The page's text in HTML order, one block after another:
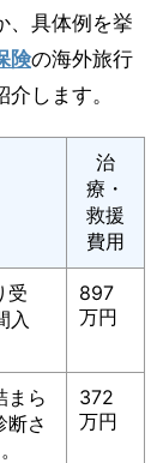
、具体例を挙
険の海外旅行
します。
治
療・
救援
費用
受
入
897
万円
まら
断さ
372
万円